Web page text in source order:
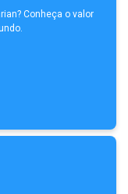
Conheça o valor